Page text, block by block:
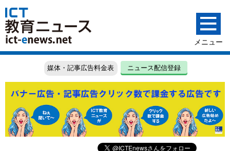
媒体・記事広告料金表 ニュース配信登録